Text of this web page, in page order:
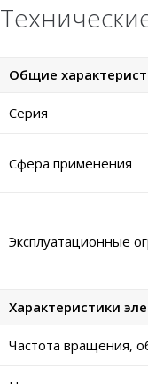
Общие
Серия
Сфера применения
Эксплуатационные
Характеристики
Частота вращения,